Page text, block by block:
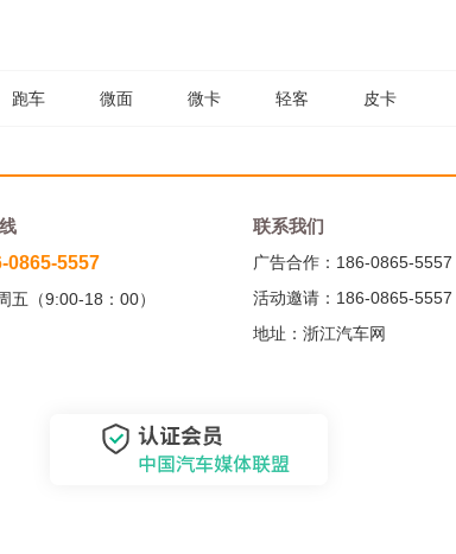
跑车 微面 微卡 轻客 皮卡
0865-5557
五（9:00-18：00）
联系我们
广告合作：186-0865-5557
活动邀请：186-0865-5557
地址：浙江汽车网